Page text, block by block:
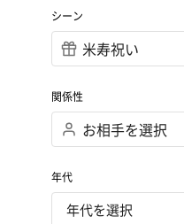
シーン
関係性
年代